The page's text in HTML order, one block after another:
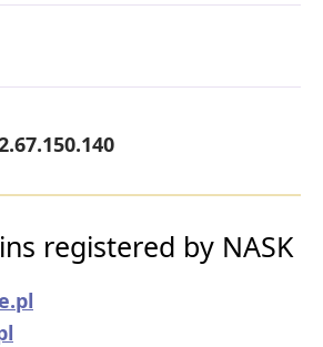
registered by NASK